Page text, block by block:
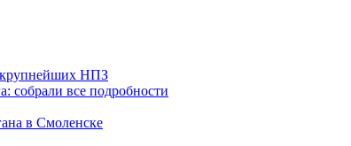
крупнейших НПЗ
собрали все подробности
в Смоленске